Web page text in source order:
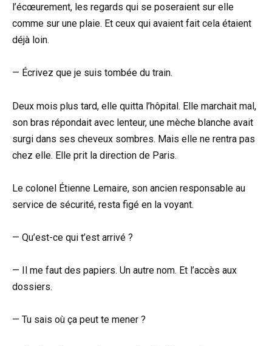
l’écœurement, les regards qui se poseraient sur elle
comme sur une plaie. Et ceux qui avaient fait cela étaient
déjà loin.
— Écrivez que je suis tombée du train.
Deux mois plus tard, elle quitta l’hôpital. Elle marchait mal,
son bras répondait avec lenteur, une mèche blanche avait
surgi dans ses cheveux sombres. Mais elle ne rentra pas
chez elle. Elle prit la direction de Paris.
Le colonel Étienne Lemaire, son ancien responsable au
service de sécurité, resta figé en la voyant.
— Qu’est-ce qui t’est arrivé ?
— Il me faut des papiers. Un autre nom. Et l’accès aux
dossiers.
— Tu sais où ça peut te mener ?